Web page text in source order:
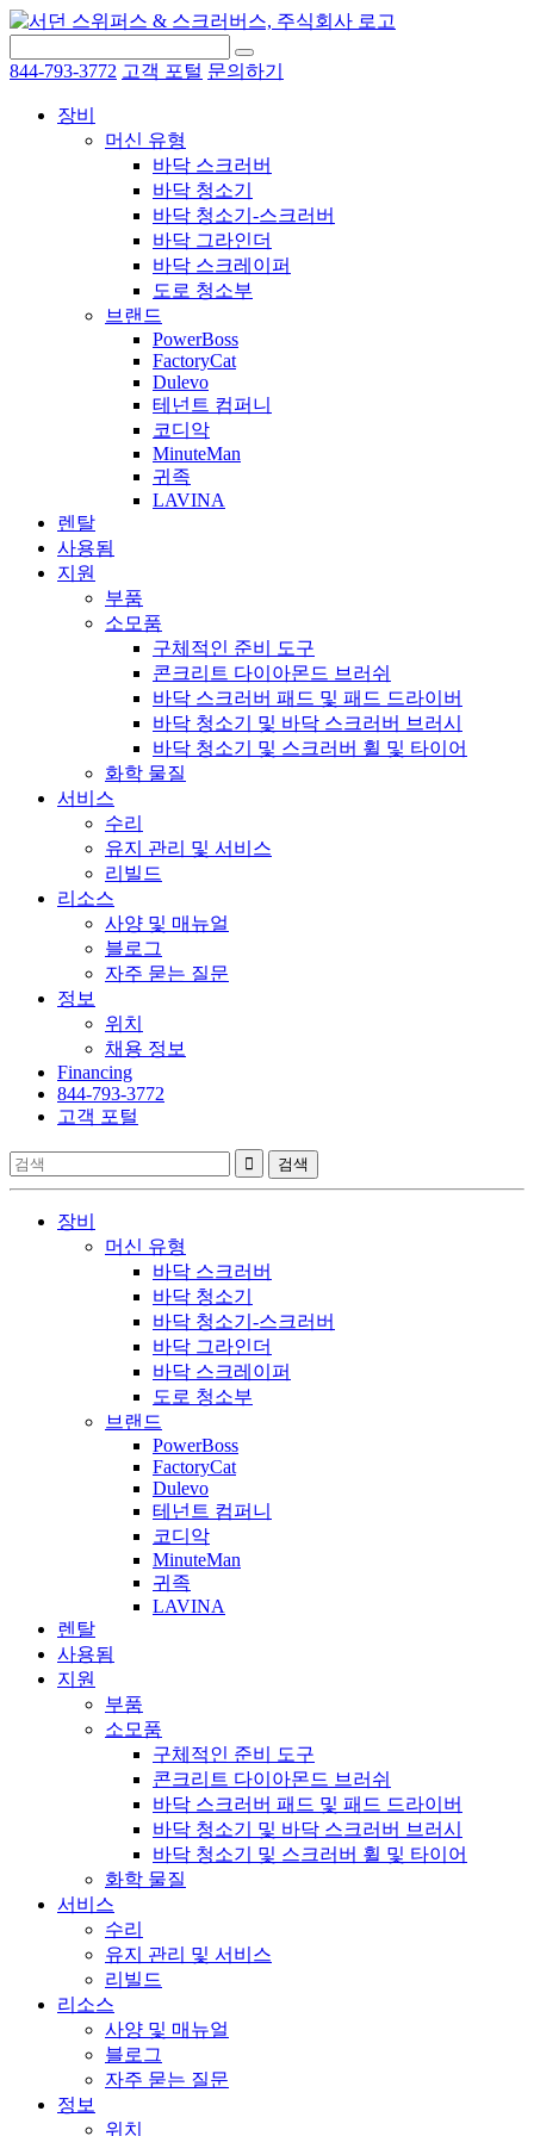
844-793-3772 고객 포털 문의하기
장비
머신 유형
바닥 스크러버
바닥 청소기
바닥 청소기-스크러버
바닥 그라인더
바닥 스크레이퍼
도로 청소부
브랜드
PowerBoss
FactoryCat
Dulevo
테넌트 컴퍼니
코디악
MinuteMan
귀족
LAVINA
렌탈
사용됨
지원
부품
소모품
구체적인 준비 도구
콘크리트 다이아몬드 브러쉬
바닥 스크러버 패드 및 패드 드라이버
바닥 청소기 및 바닥 스크러버 브러시
바닥 청소기 및 스크러버 휠 및 타이어
화학 물질
서비스
수리
유지 관리 및 서비스
리빌드
리소스
사양 및 매뉴얼
블로그
자주 묻는 질문
정보
위치
채용 정보
Financing
844-793-3772
고객 포털
장비
머신 유형
바닥 스크러버
바닥 청소기
바닥 청소기-스크러버
바닥 그라인더
바닥 스크레이퍼
도로 청소부
브랜드
PowerBoss
FactoryCat
Dulevo
테넌트 컴퍼니
코디악
MinuteMan
귀족
LAVINA
렌탈
사용됨
지원
부품
소모품
구체적인 준비 도구
콘크리트 다이아몬드 브러쉬
바닥 스크러버 패드 및 패드 드라이버
바닥 청소기 및 바닥 스크러버 브러시
바닥 청소기 및 스크러버 휠 및 타이어
화학 물질
서비스
수리
유지 관리 및 서비스
리빌드
리소스
사양 및 매뉴얼
블로그
자주 묻는 질문
정보
위치